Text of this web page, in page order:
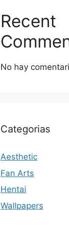
Recent
No hay
Categorias
Aesthetic
Fan Arts
Hentai
Wallpapers